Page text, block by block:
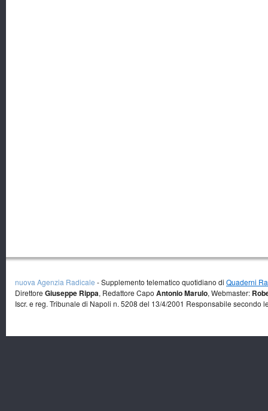
nuova Agenzia Radicale - Supplemento telematico quotidiano di Quaderni
Direttore Giuseppe Rippa, Redattore Capo Antonio Marulo, Webmaster:
Iscr. e reg. Tribunale di Napoli n. 5208 del 13/4/2001 Responsabile secondo